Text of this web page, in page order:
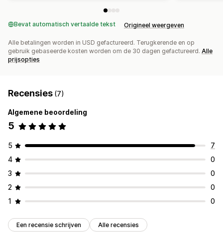
Bevat automatisch vertaalde tekst Origineel weergeven
Alle betalingen worden in USD gefactureerd. Terugkerende en op
gebruik gebaseerde kosten worden om de 30 dagen gefactureerd. Alle
prijsopties
Recensies (7)
Algemene beoordeling
5
5
7
4
0
3
0
2
0
1
0
Een recensie schrijven Alle recensies